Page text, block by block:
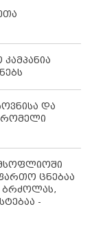
და
ცნებაა
ბრძოლას,
-